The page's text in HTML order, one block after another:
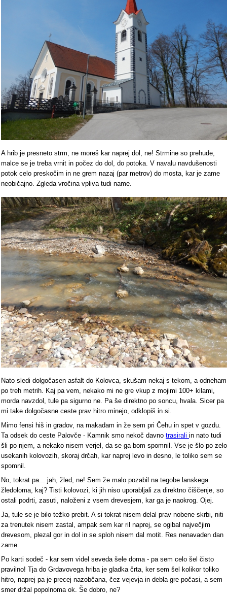
A hrib je presneto strm, ne moreš kar naprej dol, ne! Strmine so prehude,
malce se je treba vrnit in počez do dol, do potoka. V navalu navdušenosti
potok celo preskočim in ne grem nazaj (par metrov) do mosta, kar je zame
neobičajno. Zgleda vročina vpliva tudi name.
Nato sledi dolgočasen asfalt do Kolovca, skušam nekaj s tekom, a odneham
po treh metrih. Kaj pa vem, nekako mi ne gre vkup z mojimi 100+ kilami,
morda navzdol, tule pa sigurno ne. Pa še direktno po soncu, hvala. Sicer pa
mi take dolgočasne ceste prav hitro minejo, odklopiš in si.
Mimo fensi hiš in gradov, na makadam in že sem pri Čehu in spet v gozdu.
Ta odsek do ceste Palovče - Kamnik smo nekoč davno trasirali in nato tudi
šli po njem, a nekako nisem verjel, da se ga bom spomnil. Vse je šlo po zelo
usekanih kolovozih, skoraj drčah, kar naprej levo in desno, le toliko sem se
spomnil.
No, tokrat pa... jah, žled, ne! Sem že malo pozabil na tegobe lanskega
žledoloma, kaj? Tisti kolovozi, ki jih niso uporabljali za direktno čiščenje, so
ostali podrti, zasuti, naloženi z vsem drevesjem, kar ga je naokrog. Ojej.
Ja, tule se je bilo težko prebit. A si tokrat nisem delal prav nobene skrbi, niti
za trenutek nisem zastal, ampak sem kar ril naprej, se ogibal največjim
drevesom, plezal gor in dol in se sploh nisem dal motit. Res nenavaden dan
zame.
Po karti sodeč - kar sem videl seveda šele doma - pa sem celo šel čisto
pravilno! Tja do Grdavovega hriba je gladka črta, ker sem šel kolikor toliko
hitro, naprej pa je precej nazobčana, čez vejevja in debla gre počasi, a sem
smer držal popolnoma ok. Še dobro, ne?